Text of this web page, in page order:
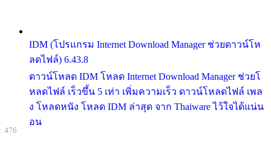
IDM (โปรแกรม Internet Download Manager ช่วยดาวน์โห
ลดไฟล์) 6.43.8
ดาวน์โหลด IDM โหลด Internet Download Manager ช่วยโ
หลดไฟล์ เร็วขึ้น 5 เท่า เพิ่มความเร็ว ดาวน์โหลดไฟล์ เพล
ง โหลดหนัง โหลด IDM ล่าสุด จาก Thaiware ไว้ใจได้แน่น
อน
476